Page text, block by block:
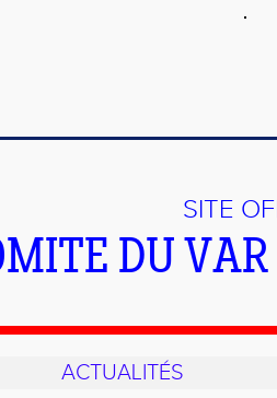
SITE
DU
ACTUALITÉS